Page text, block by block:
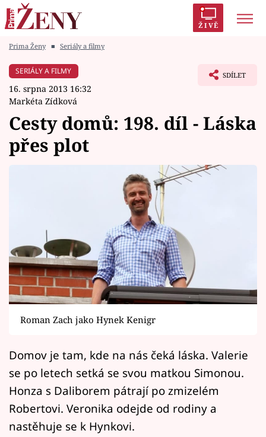
ŽIVĚ
Módní alarm
Témata
Seriály
Horoskopy
Sledujte prima+
Filmový festival Karlovy Vary
Pořady
Mámy sobě
Přihlášení
Prima Ženy ■ Seriály a filmy
SERIÁLY A FILMY
16. srpna 2013 16:32
Markéta Zídková
SDÍLET
Cesty domů: 198. díl - Láska
přes plot
Roman Zach jako Hynek Kenigr
Domov je tam, kde na nás čeká láska. Valerie
se po letech setká se svou matkou Simonou.
Honza s Daliborem pátrají po zmizelém
Robertovi. Veronika odejde od rodiny a
nastěhuje se k Hynkovi.